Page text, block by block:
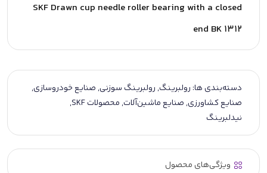
SKF Drawn cup needle roller bearing with a closed
end BK 1312
دسته‌بندی ها: رولبرینگ,رولبرینگ سوزنی,صنایع خودروسازی,
صنایع کشاورزی,صنایع ماشین‌آلات,محصولات SKF
,
نیدلبرینگ
ویژگی‌های محصول